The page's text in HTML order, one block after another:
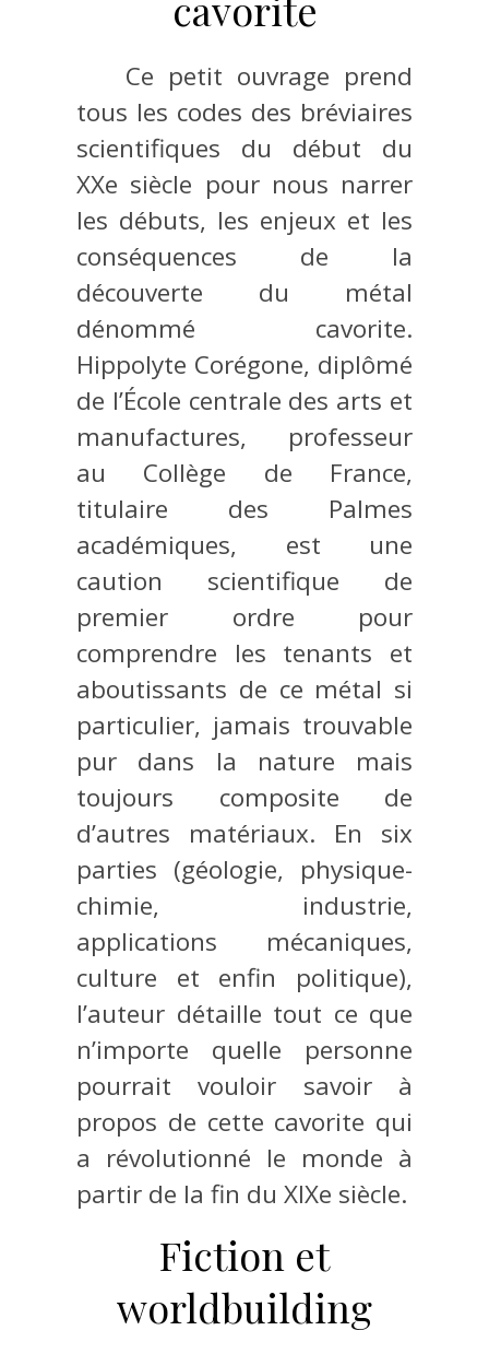
Ce petit ouvrage prend
tous les codes des bréviaires
scientifiques du début du
XXe siècle pour nous narrer
les débuts, les enjeux et les
conséquences de la
découverte du métal
dénommé cavorite.
Hippolyte Corégone, diplômé
de l’École centrale des arts et
manufactures, professeur
au Collège de France,
titulaire des Palmes
académiques, est une
caution scientifique de
premier ordre pour
comprendre les tenants et
aboutissants de ce métal si
particulier, jamais trouvable
pur dans la nature mais
toujours composite de
d’autres matériaux. En six
parties (géologie, physique-
chimie, industrie,
applications mécaniques,
culture et enfin politique),
l’auteur détaille tout ce que
n’importe quelle personne
pourrait vouloir savoir à
propos de cette cavorite qui
a révolutionné le monde à
partir de la fin du XIXe siècle.
Fiction et
worldbuilding